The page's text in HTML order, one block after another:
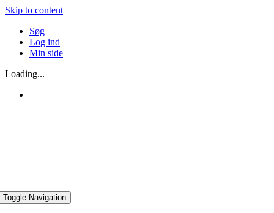
Skip to content
Søg
Log ind
Min side
Loading...
Toggle Navigation